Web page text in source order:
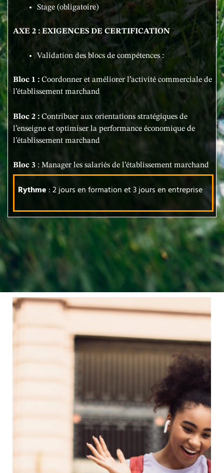
Stage (obligatoire)
AXE 2 : EXIGENCES DE CERTIFICATION
Validation des blocs de compétences :
Bloc 1 : Coordonner et améliorer l’activité commerciale de
l’établissement marchand
Bloc 2 : Contribuer aux orientations stratégiques de
l’enseigne et optimiser la performance économique de
l’établissement marchand
Bloc 3 : Manager les salariés de l’établissement marchand
Rythme : 2 jours en formation et 3 jours en entreprise